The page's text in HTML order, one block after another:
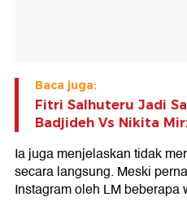
Baca juga:
Fitri Salhuteru Jadi
Badjideh Vs Nikita
Ia juga menjelaskan tidak
secara langsung. Meski
Instagram oleh LM beberapa